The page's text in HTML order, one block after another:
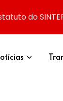
do